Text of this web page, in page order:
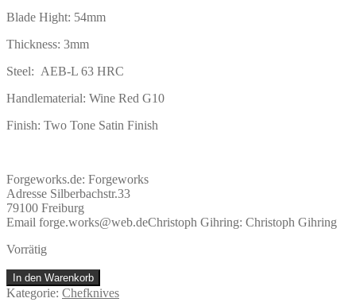
Blade Hight: 54mm
Thickness: 3mm
Steel: AEB-L 63 HRC
Handlematerial: Wine Red G10
Finish: Two Tone Satin Finish
Forgeworks.de: Forgeworks
Adresse Silberbachstr.33
79100 Freiburg
Email forge.works@web.deChristoph Gihring: Christoph Gihring
Vorrätig
Santoku
Menge
In den Warenkorb
Kategorie: Chefknives